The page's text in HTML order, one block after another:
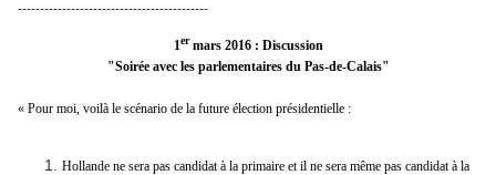
-------------------------------------------
1ermars 2016 : Discussion
"Soirée avec les parlementaires du Pas-de-Calais"
« Pour moi, voilà le scénario de la future élection présidentielle :
Hollande ne sera pas candidat à la primaire et il ne sera même pas candidat à la